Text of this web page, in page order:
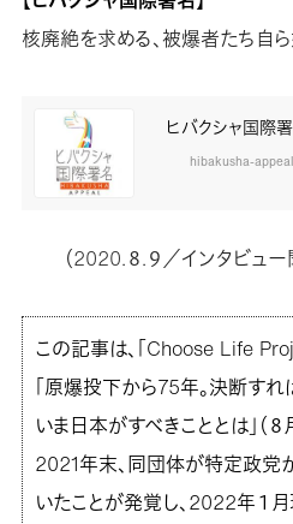
核廃絶を求める、被爆者たち自
ヒバクシャ国際
hibakusha-
（2020.８.９／インタビュ
この記事は、「Choose Life
「原爆投下から75年。決断すれ
いま日本がすべきこととは」（８
2021年末、同団体が特定政党
いたことが発覚し、2022年１